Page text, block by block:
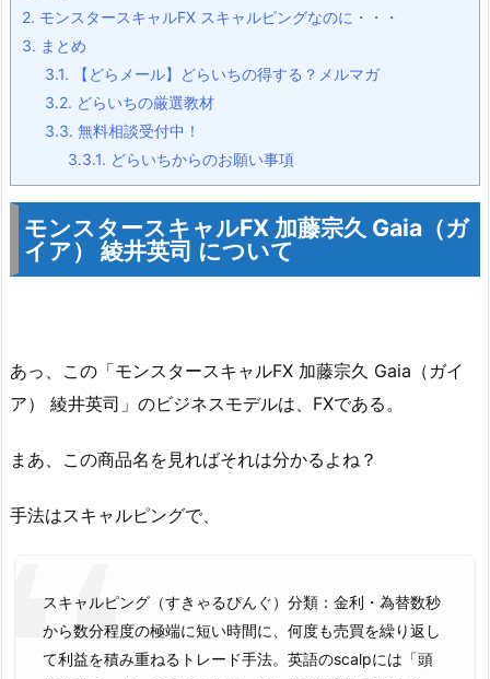
2. モンスタースキャルFX スキャルピングなのに・・・
3. まとめ
3.1. 【どらメール】どらいちの得する？メルマガ
3.2. どらいちの厳選教材
3.3. 無料相談受付中！
3.3.1. どらいちからのお願い事項
モンスタースキャルFX 加藤宗久 Gaia（ガ
イア） 綾井英司 について
あっ、この「モンスタースキャルFX 加藤宗久 Gaia（ガイ
ア） 綾井英司」のビジネスモデルは、FXである。
まあ、この商品名を見ればそれは分かるよね？
手法はスキャルピングで、
スキャルピング（すきゃるぴんぐ） 分類：金利・為替数秒
から数分程度の極端に短い時間に、何度も売買を繰り返し
て利益を積み重ねるトレード手法。英語のscalpには「頭